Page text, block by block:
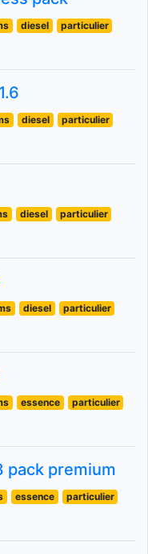
diesel
particulier
diesel
particulier
diesel
particulier
diesel
particulier
essence
particulier
pack premium
essence
particulier